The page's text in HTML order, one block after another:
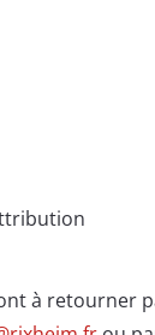
à retourner